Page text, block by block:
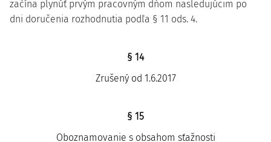
začína plynúť prvým pracovným dňom nasledujúcim po
dni doručenia rozhodnutia podľa § 11 ods. 4.
§ 14
Zrušený od 1.6.2017
§ 15
Oboznamovanie s obsahom sťažnosti